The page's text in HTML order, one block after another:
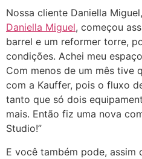
Nossa cliente Daniella
Daniella Miguel, começou
barrel e um reformer torre,
condições. Achei meu
Com menos de um mês tive
com a Kauffer, pois o fluxo
tanto que só dois
mais. Então fiz uma nova
Studio!”
E você também pode, assim